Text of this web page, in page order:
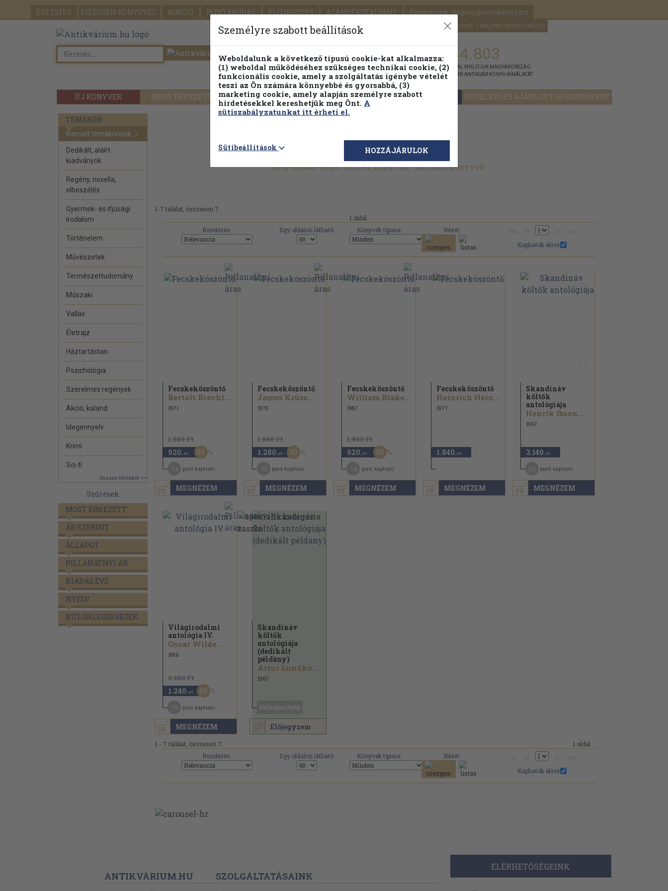
ÉRTESÍTŐ FIZESSEN KÖNYVVEL! AUKCIÓ PONTÁRUHÁZ ELŐJEGYZÉS AJÁNDÉKUTALVÁNY Partnerünk: Régiségkereskedés.hu
SEGÍTSÉG HÍRLEVÉL BELÉPÉS/REGISZTRÁCIÓ
ÚJ KÖNYVEK MOST ÉRKEZETT PILLANATNYI ÁRAINK FENNTARTHATÓ OLVASMÁNYOK KÖTELEZŐ ÉS AJÁNLOTT OLVASMÁNYOK
Részletes kereső Témaköri fa 1.144.803
KIADVÁNNYAL NYÚJTJUK MAGYARORSZÁG
LEGNAGYOBB ANTIKVÁR KÖNYV-KÍNÁLATÁT
TÉMAKÖR
Kiemelt témaköreink
Dedikált, aláírt
kiadványok
Regény, novella,
elbeszélés
Gyermek- és ifjúsági
irodalom
Történelem
Művészetek
Természettudomány
Műszaki
Vallás
Életrajz
Háztartástan
Pszichológia
Szerelmes regények
Akció, kaland
Idegennyelv
Krimi
Sci-fi
összes témakör >>
Szűrések
MOST ÉRKEZETT
ÁR SZERINT
ÁLLAPOT
PILLANATNYI ÁR
KIADÁS ÉVE
NYELV
KÜLÖNLEGESSÉGEK
Erik Gustaf Geijer művei, könyvek, használt könyvek
1-7 találat, összesen 7.
1 oldal
Rendezés:
Egy oldalon látható: Könyvek típusa:
Nézet:
Kaphatók előre:
MEGNÉZEM
Fecskeköszöntő
Bertolt Brecht...
1971
1.840 Ft
920 ,-Ft 50
pont kapható
MEGNÉZEM
Fecskeköszöntő
James Krüss...
1975
1.840 Ft
1.280 ,-Ft 30
pont kapható
MEGNÉZEM
Fecskeköszöntő
William Blake...
1987
1.840 Ft
920 ,-Ft 50
pont kapható
MEGNÉZEM
Fecskeköszöntő
Heinrich Heine...
1977
1.840 ,-Ft
MEGNÉZEM
Skandináv
költők
antológiája
Henrik Ibsen...
1967
3.140 ,-Ft
pont kapható
MEGNÉZEM
Világirodalmi
antológia IV.
Oscar Wilde...
1956
2.480 Ft
1.240 ,-Ft 50
pont kapható
Előjegyzem
Skandináv
költők
antológiája
(dedikált
példány)
Artur Lundkvist...
1967
1 - 7 találat, összesen 7.
1 oldal
Rendezés:
Egy oldalon látható: Könyvek típusa:
Nézet:
Kaphatók előre:
ANTIKVÁRIUM.HU SZOLGÁLTATÁSAINK
ELÉRHETŐSÉGEINK
Személyre szabott beállítások
Weboldalunk a következő típusú cookie-kat alkalmazza:
(1) weboldal működéséhez szükséges technikai cookie, (2)
funkcionális cookie, amely a szolgáltatás igénybe vételét
teszi az Ön számára könnyebbé és gyorsabbá, (3)
marketing cookie, amely alapján személyre szabott
hirdetésekkel kereshetjük meg Önt. A
sütiszabályzatunkat itt érheti el.
Sütibeállítások HOZZÁJÁRULOK